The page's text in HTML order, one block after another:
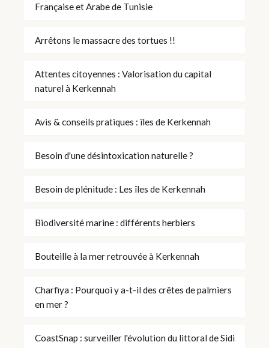
Française et Arabe de Tunisie
Arrêtons le massacre des tortues !!
Attentes citoyennes : Valorisation du capital
naturel à Kerkennah
Avis & conseils pratiques : îles de Kerkennah
Besoin d'une désintoxication naturelle ?
Besoin de plénitude : Les îles de Kerkennah
Biodiversité marine : différents herbiers
Bouteille à la mer retrouvée à Kerkennah
Charfiya : Pourquoi y a-t-il des crêtes de palmiers
en mer ?
CoastSnap : surveiller l'évolution du littoral de Sidi